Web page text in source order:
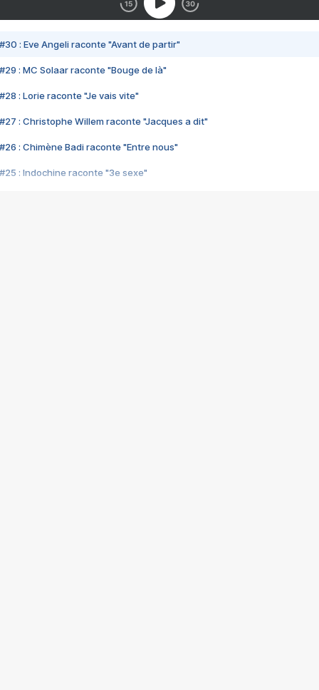
#30 : Eve Angeli raconte "Avant de partir"
#29 : MC Solaar raconte "Bouge de là"
#28 : Lorie raconte "Je vais vite"
#27 : Christophe Willem raconte "Jacques a dit"
#26 : Chimène Badi raconte "Entre nous"
#25 : Indochine raconte "3e sexe"